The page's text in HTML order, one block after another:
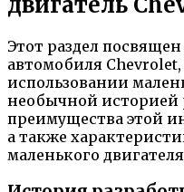
Этот раздел
автомобиля
использовании
необычной историей
преимущества этой
а также
маленького